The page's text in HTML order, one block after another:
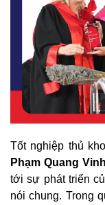
Tốt nghiệp thủ
Phạm Quang Vinh
tới sự phát triển
nói chung. Trong